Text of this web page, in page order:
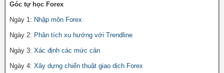
Góc tự học Forex
Ngày 1: Nhập môn Forex
Ngày 2: Phân tích xu hướng với Trendline
Ngày 3: Xác định các mức cản
Ngày 4: Xây dựng chiến thuật giao dịch Forex